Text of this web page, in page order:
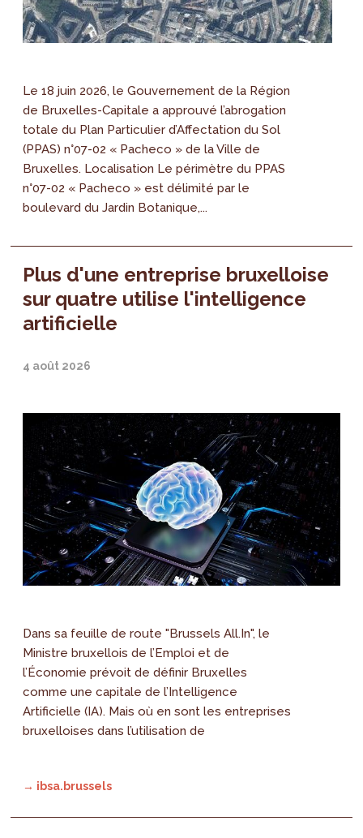
Le 18 juin 2026, le Gouvernement de la Région
de Bruxelles-Capitale a approuvé l’abrogation
totale du Plan Particulier d’Affectation du Sol
(PPAS) n°07-02 « Pacheco » de la Ville de
Bruxelles. Localisation Le périmètre du PPAS
n°07-02 « Pacheco » est délimité par le
boulevard du Jardin Botanique,...
Plus d'une entreprise bruxelloise
sur quatre utilise l'intelligence
artificielle
4 août 2026
Dans sa feuille de route "Brussels All.In", le
Ministre bruxellois de l’Emploi et de
l’Économie prévoit de définir Bruxelles
comme une capitale de l’Intelligence
Artificielle (IA). Mais où en sont les entreprises
bruxelloises dans l’utilisation de
→ ibsa.brussels